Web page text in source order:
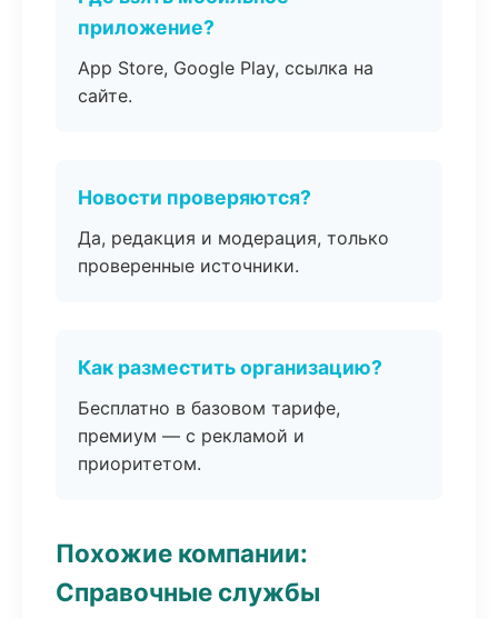
приложение?
App Store, Google Play, ссылка на
сайте.
Новости проверяются?
Да, редакция и модерация, только
проверенные источники.
Как разместить организацию?
Бесплатно в базовом тарифе,
премиум — с рекламой и
приоритетом.
Похожие компании:
Справочные службы